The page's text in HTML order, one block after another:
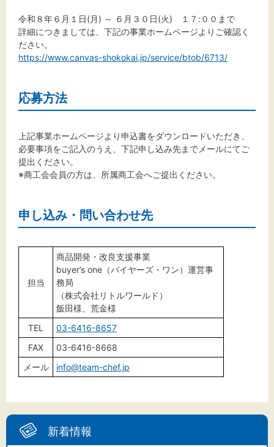
新着情報
令和８年６月１日(月) ～ ６月３０日(火) １７:００まで
詳細につきましては、下記の事業ホームページよりご確認く
ださい。
https://www.canvas-shokokai.jp/service/btob/6713/
応募方法
上記事業ホームページより申込書をダウンロードいただき、
必要事項をご記入のうえ、下記申し込み先までメールにてご
提出ください。
※商工会会員の方は、所属商工会へご提出ください。
申し込み・問い合わせ先
担当
商品開発・改良支援事業
buyer’s one（バイヤーズ・ワン）運営事
務局
（株式会社リトルワールド）
飯田様、荒金様
TEL
03-6416-8657
FAX
03-6416-8668
メール
info@team-chef.jp